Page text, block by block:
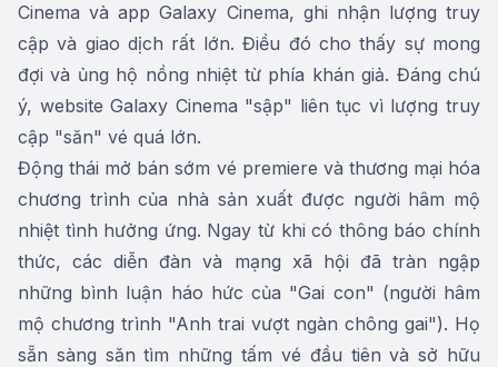
Cinema và app Galaxy Cinema, ghi nhận lượng truy
cập và giao dịch rất lớn. Điều đó cho thấy sự mong
đợi và ủng hộ nồng nhiệt từ phía khán giả. Đáng chú
ý, website Galaxy Cinema "sập" liên tục vì lượng truy
cập "săn" vé quá lớn.
Động thái mở bán sớm vé premiere và thương mại hóa
chương trình của nhà sản xuất được người hâm mộ
nhiệt tình hưởng ứng. Ngay từ khi có thông báo chính
thức, các diễn đàn và mạng xã hội đã tràn ngập
những bình luận háo hức của "Gai con" (người hâm
mộ chương trình "Anh trai vượt ngàn chông gai"). Họ
sẵn sàng săn tìm những tấm vé đầu tiên và sở hữu